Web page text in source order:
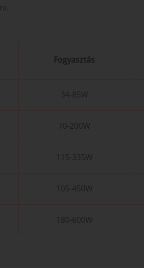
Fogyasztás
34-85W
70-200W
115-335W
105-450W
180-600W